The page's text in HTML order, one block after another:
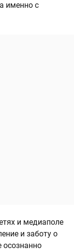
именно с
и медиаполе
и заботу о